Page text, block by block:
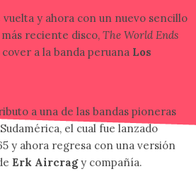
vuelta y ahora con un nuevo sencillo
más reciente disco,The World Ends
a la banda peruana Los
a una de las bandas pioneras
el cual fue lanzado
y ahora regresa con una versión
Erk Aircragy compañía.